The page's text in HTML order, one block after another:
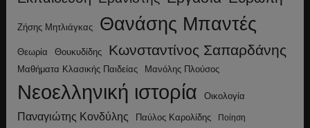
Ζήσης Μητλιάγκας Θανάσης Μπαντές
Θεωρία Θουκυδίδης Κωνσταντίνος Σαπαρδάνης
Μαθήματα Κλασικής Παιδείας Μανόλης Πλούσος
Νεοελληνική ιστορία Οικολογία
Παναγιώτης Κονδύλης Παύλος Καρολίδης Ποίηση